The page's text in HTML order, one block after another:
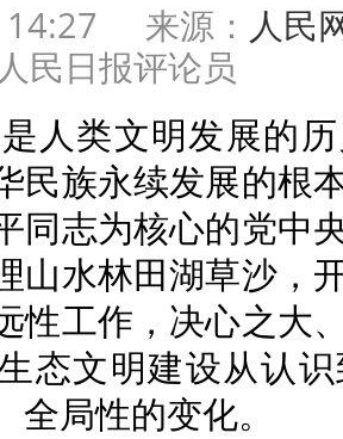
来源： 人民
日报评论员
人类文明发展的
民族永续发展的根
同志为核心的党中
山水林田湖草沙，
性工作，决心之大
态文明建设从认
局性的变化。